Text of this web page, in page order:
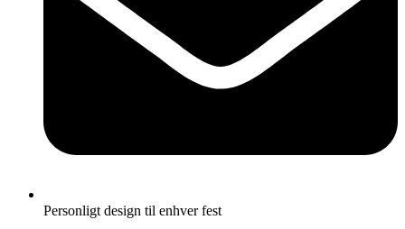
Personligt design til enhver fest